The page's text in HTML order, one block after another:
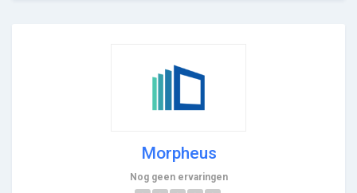
Morpheus
Nog geen ervaringen